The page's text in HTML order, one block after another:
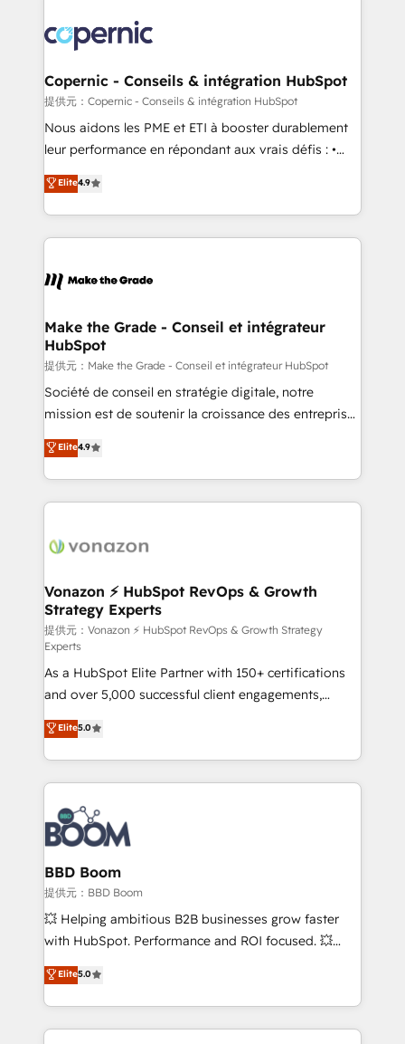
lasts. So if you're ready to become the most trusted
voice in your market, let’s talk.
worldwide, and with over 15 years in the ecosystem,
Huble has built a track record that speaks for itself.
One company, one operating model, delivering
across offices and consulting teams in the UK, USA,
Canada, Germany, France, Belgium, Singapore, and
South Africa. Certified compliant with ISO/IEC
international offices and 175+ employees.
Copernic - Conseils & intégration HubSpot
提供元：Copernic - Conseils & intégration HubSpot
Nous aidons les PME et ETI à booster durablement
leur performance en répondant aux vrais défis : •
Intégration de HubSpot avec d’autres outils (ERP,
téléphonie, etc.) • Alignement des équipes grâce à un
outil et des données partagées • Amélioration de la
collecte et de l’analyse des données pour des
de la productivité des équipes Notre équipe de 30
avec un engagement total, alignant processus
métiers et technologie, et guidant vos équipes à
travers le changement, tout en centrant vos objectifs
d’entreprise. Grâce à une méthodologie éprouvée
auprès de plus de 400 clients, nous comprenons
HubSpot dans votre organisation. Pour toute
question technique ou besoin de structuration de
Elite4.9
Make the Grade - Conseil et intégrateur
HubSpot
提供元：Make the Grade - Conseil et intégrateur HubSpot
Société de conseil en stratégie digitale, notre
mission est de soutenir la croissance des entreprises
B2B à travers l’acquisition de nouveaux clients,
l'intégration CRM et le développement des revenus
auprès de vos comptes existants. En France et à
l'international, nous travaillons avec des ETI
delà d’une simple transformation digitale et des
➤ L’intégration de CRM et de méthodologie RevOps
pour aligner les équipes marketing, commerciales et
support client (data migration, synchronisation API,
audit et maintenance) ➤ La création de sites internet
de conversion qui transforment les visiteurs en
opportunités d'affaires ➤ La mise en place de
stratégies d'acquisition marketing (SEO, SEA,
inbound, automatisation marketing, ABM, IA,
emailing) Informations clés : - 10 ans d'expérience -
100+ intégrations CRM HubSpot réussies - 40
experts conseil - 150 certifications HubSpot
cumulées
Elite4.9
Vonazon ⚡ HubSpot RevOps & Growth
Strategy Experts
提供元：Vonazon ⚡ HubSpot RevOps & Growth Strategy
Experts
As a HubSpot Elite Partner with 150+ certifications
and over 5,000 successful client engagements,
Vonazon turns marketing complexity into
measurable, scalable growth. From onboarding to
enterprise-grade campaigns, our in-house team
builds scalable strategies that drive long-term
revenue. ⚙️ HubSpot Integration & Optimization •
Seamless CRM, CMS, and automation setup •
Complex platform migrations and data cleanups •
Custom APIs and third-party integrations 📈 End-to-
End Revenue Acceleration • Lifecycle marketing and
pipeline growth programs • Sales enablement tools
and CRM optimization • Retention strategies with
Execution • 750+ onboardings and 2,000+
implementations • Deep expertise across marketing,
Elite5.0
BBD Boom
提供元：BBD Boom
💥 Helping ambitious B2B businesses grow faster
with HubSpot. Performance and ROI focused. 💥
BBD Boom is the HubSpot partner that can help you
to HubSpot Better. We work with your teams to
solve all your HubSpot challenges and improve user
adoption, sales process and marketing results.
Elite5.0